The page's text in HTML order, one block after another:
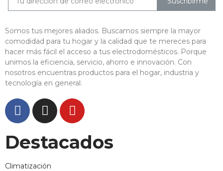
Somos tus mejores aliados. Buscamos siempre la mayor
comodidad para tu hogar y la calidad que te mereces para
hacer más fácil el acceso a tus electrodomésticos. Porque
unimos la eficiencia, servicio, ahorro e innovación. Con
nosotros encuentras productos para el hogar, industria y
tecnología en general.
Destacados
Climatización